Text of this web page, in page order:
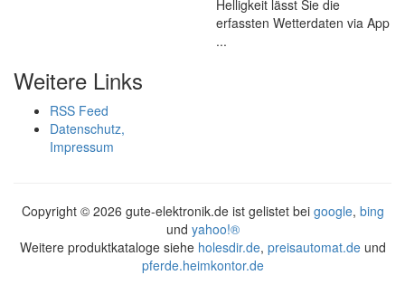
Helligkeit lässt Sie die
erfassten Wetterdaten via App
...
Weitere Links
RSS Feed
Datenschutz,
Impressum
Copyright © 2026 gute-elektronik.de ist gelistet bei google, bing
und yahoo!®
Weitere produktkataloge siehe holesdir.de, preisautomat.deund
pferde.heimkontor.de